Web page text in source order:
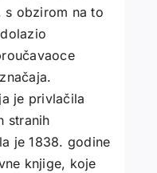
s obzirom na to
je privlačila
stranih
je 1838. godine
knjige, koje